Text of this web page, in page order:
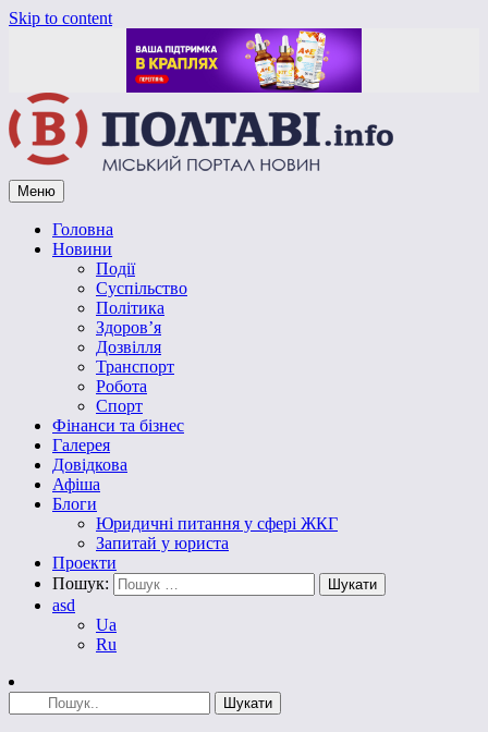
Skip to content
Vpoltave.info
Полтавський портал новин
Меню
Головна
Новини
Події
Суспільство
Політика
Здоров’я
Дозвілля
Транспорт
Робота
Спорт
Фінанси та бізнес
Галерея
Довідкова
Афіша
Блоги
Юридичні питання у сфері ЖКГ
Запитай у юриста
Проекти
Пошук:
asd
Ua
Ru